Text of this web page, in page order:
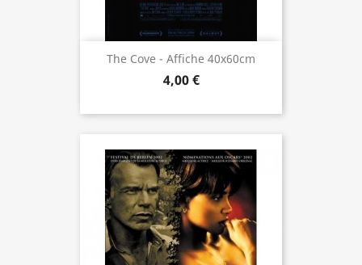
The Cove - Affiche 40x60cm
4,00 €